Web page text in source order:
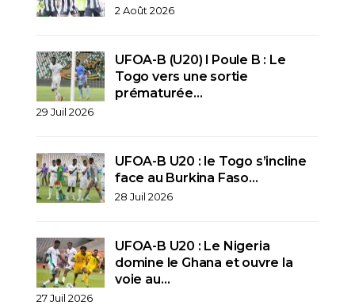
2 Août 2026
UFOA-B (U20) l Poule B : Le
Togo vers une sortie
prématurée…
29 Juil 2026
UFOA-B U20 : le Togo s’incline
face au Burkina Faso…
28 Juil 2026
UFOA-B U20 : Le Nigeria
domine le Ghana et ouvre la
voie au…
27 Juil 2026